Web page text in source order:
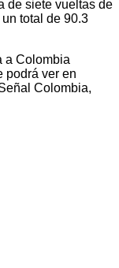
de siete vueltas de
total de 90.3
a Colombia
podrá ver en
Colombia,